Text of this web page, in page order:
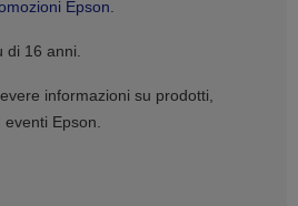
Epson
16 anni.
informazioni su prodotti,
Epson.